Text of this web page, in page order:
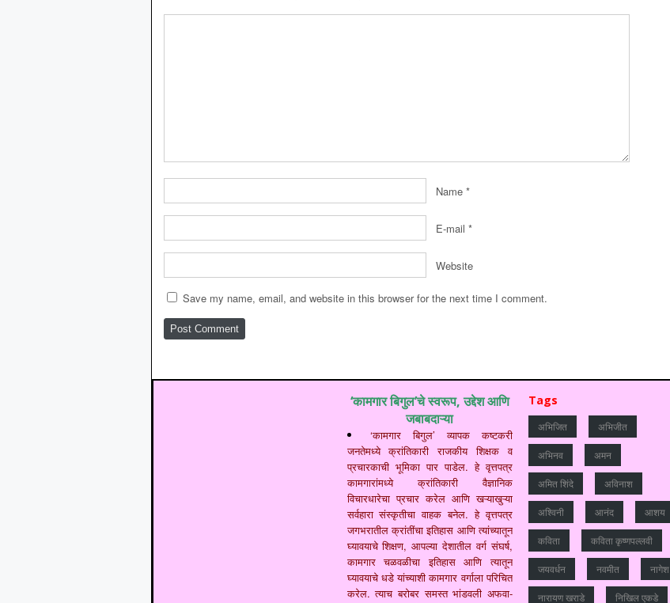
Name *
E-mail *
Website
Save my name, email, and website in this browser for the next time I comment.
‘कामगार बिगुल’चे स्वरूप, उद्देश आणि
जबाबदाऱ्या
‘कामगार बिगुल’ व्यापक कष्टकरी
जनतेमध्ये क्रांतिकारी राजकीय शिक्षक व
प्रचारकाची भूमिका पार पाडेल. हे वृत्तपत्र
कामगारांमध्ये क्रांतिकारी वैज्ञानिक
विचारधारेचा प्रचार करेल आणि खऱ्याखुऱ्या
सर्वहारा संस्कृतीचा वाहक बनेल. हे वृत्तपत्र
जगभरातील क्रांतींचा इतिहास आणि त्यांच्यातून
घ्यावयाचे शिक्षण, आपल्या देशातील वर्ग संघर्ष,
कामगार चळवळीचा इतिहास आणि त्यातून
घ्यावयाचे धडे यांच्याशी कामगार वर्गाला परिचित
करेल. त्याच बरोबर समस्त भांडवली अफवा-
Tags
अभिजित अभिजीत
अभिनव अमन
अमित शिंदे अविनाश
अश्विनी आनंद आशय
कविता कविता कृष्णपल्लवी
जयवर्धन नवमीत नागेश
नारायण खराडे निखिल एकडे